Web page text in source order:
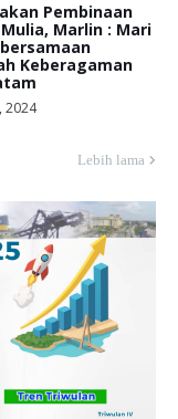
Pembinaan
Marlin : Mari
Keberagaman
2024
Lebih lama